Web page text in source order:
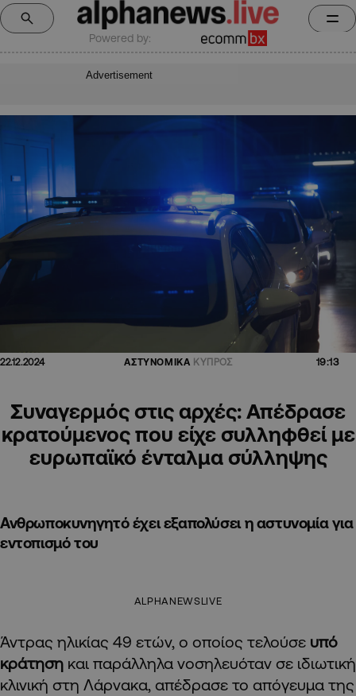
Powered by:
Advertisement
22.12.2024 ΑΣΤΥΝΟΜΙΚΑ ΚΥΠΡΟΣ 19:13
Συναγερμός στις αρχές: Απέδρασε
κρατούμενος που είχε συλληφθεί με
ευρωπαϊκό ένταλμα σύλληψης
Ανθρωποκυνηγητό έχει εξαπολύσει η αστυνομία για
εντοπισμό του
ALPHANEWSLIVE
Άντρας ηλικίας 49 ετών, ο οποίος τελούσε υπό
κράτηση και παράλληλα νοσηλευόταν σε ιδιωτική
κλινική στη Λάρνακα, απέδρασε το απόγευμα της